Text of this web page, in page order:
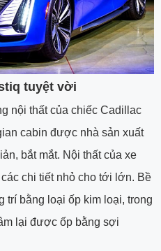
tuyệt vời
nội thất của chiếc Cadillac
cabin được nhà sản xuất
bắt mắt. Nội thất của xe
chi tiết nhỏ cho tới lớn. Bề
trí bằng loại ốp kim loại, trong
lại được ốp bằng sợi